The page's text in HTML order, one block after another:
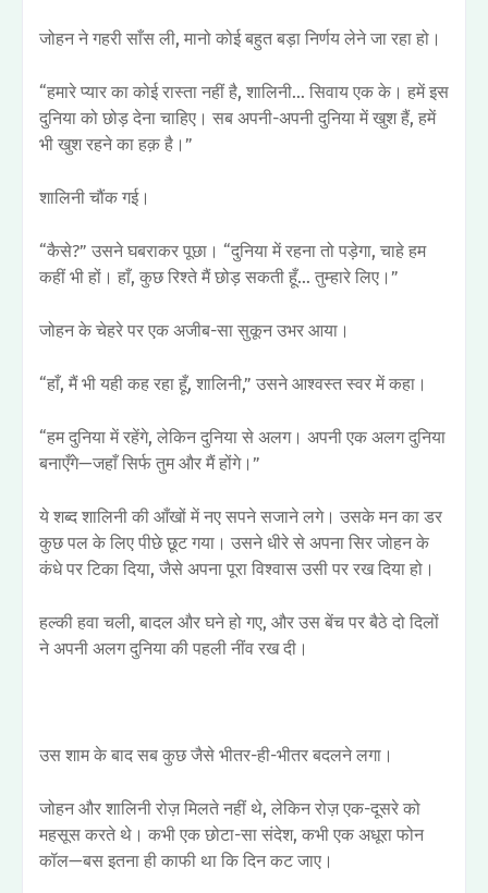
जोहन ने गहरी साँस ली, मानो कोई बहुत बड़ा निर्णय लेने जा रहा हो।
“हमारे प्यार का कोई रास्ता नहीं है, शालिनी… सिवाय एक के। हमें इस
दुनिया को छोड़ देना चाहिए। सब अपनी-अपनी दुनिया में खुश हैं, हमें
भी खुश रहने का हक़ है।”
शालिनी चौंक गई।
“कैसे?” उसने घबराकर पूछा। “दुनिया में रहना तो पड़ेगा, चाहे हम
कहीं भी हों। हाँ, कुछ रिश्ते मैं छोड़ सकती हूँ… तुम्हारे लिए।”
जोहन के चेहरे पर एक अजीब-सा सुकून उभर आया।
“हाँ, मैं भी यही कह रहा हूँ, शालिनी,” उसने आश्वस्त स्वर में कहा।
“हम दुनिया में रहेंगे, लेकिन दुनिया से अलग। अपनी एक अलग दुनिया
बनाएँगे—जहाँ सिर्फ तुम और मैं होंगे।”
ये शब्द शालिनी की आँखों में नए सपने सजाने लगे। उसके मन का डर
कुछ पल के लिए पीछे छूट गया। उसने धीरे से अपना सिर जोहन के
कंधे पर टिका दिया, जैसे अपना पूरा विश्वास उसी पर रख दिया हो।
हल्की हवा चली, बादल और घने हो गए, और उस बेंच पर बैठे दो दिलों
ने अपनी अलग दुनिया की पहली नींव रख दी।
उस शाम के बाद सब कुछ जैसे भीतर-ही-भीतर बदलने लगा।
जोहन और शालिनी रोज़ मिलते नहीं थे, लेकिन रोज़ एक-दूसरे को
महसूस करते थे। कभी एक छोटा-सा संदेश, कभी एक अधूरा फोन
कॉल—बस इतना ही काफी था कि दिन कट जाए।